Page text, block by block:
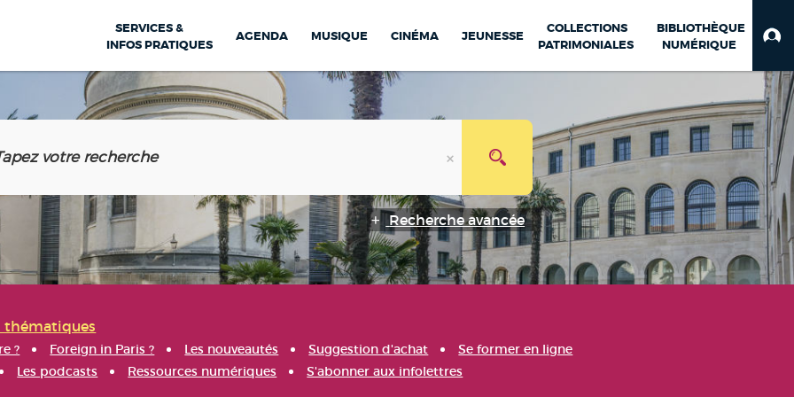
SERVICES &
INFOS PRATIQUES
AGENDA MUSIQUE CINÉMA JEUNESSE
COLLECTIONS
PATRIMONIALES
BIBLIOTHÈQUE
NUMÉRIQUE
Recherche avancée
thématiques
? Foreign in Paris ? Les nouveautés Suggestion d'achat
Se former en ligne
Les podcasts Ressources numériques S'abonner aux infolettres